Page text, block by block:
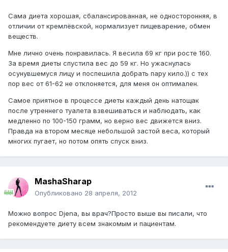
Сама диета хорошая, сбалансированная, не односторонняя, в
отличии от кремлёвской, нормализует пищеварение, обмен
веществ.
Мне лично очень понравилась. Я весила 69 кг при росте 160.
За время диеты спустила вес до 59 кг. Но ужаснулась
осунувшемуся лицу и поспешила добрать пару кило.)) с тех
пор вес от 61-62 не отклоняется, для меня он оптимален.
Самое приятное в процессе диеты каждый день натощак
после утреннего туалета взвешиваться и наблюдать, как
медленно по 100-150 грамм, но верно вес движется вниз.
Правда на втором месяце небольшой застой веса, который
многих пугает, но потом опять спуск вниз.
MashaSharap
Опубликовано 28 апреля, 2012
Можно вопрос Djena, вы врач?Просто выше вы писали, что
рекомендуете диету всем знакомым и пациентам.